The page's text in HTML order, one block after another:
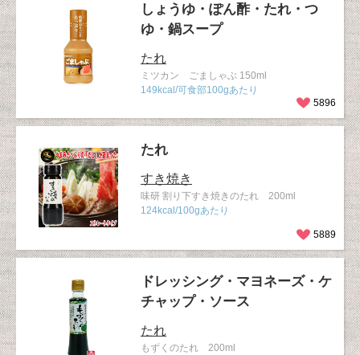
しょうゆ・ぽん酢・たれ・つ
ゆ・鍋スープ
たれ
ミツカン ごましゃぶ 150ml
149kcal/可食部100gあたり
5896
たれ
すき焼き
味研 割り下すき焼きのたれ 200ml
124kcal/100gあたり
5889
ドレッシング・マヨネーズ・ケ
チャップ・ソース
たれ
もずくのたれ 200ml